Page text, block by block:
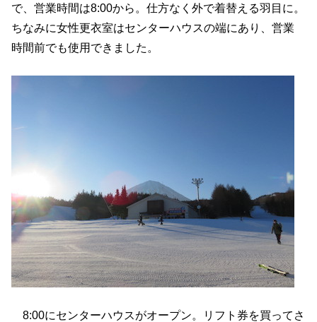
で、営業時間は8:00から。仕方なく外で着替える羽目に。
ちなみに女性更衣室はセンターハウスの端にあり、営業
時間前でも使用できました。
8:00にセンターハウスがオープン。リフト券を買ってさ